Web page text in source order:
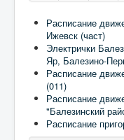
Расписание
Ижевск (част)
Электрички
Яр, Балезино-
Расписание
(011)
Расписание
"Балезинский
Расписание